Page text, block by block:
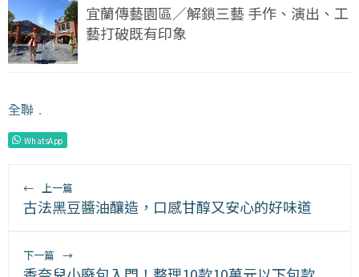
宜蘭傳藝園區／解鎖三藝 手作、演出、工
藝打破既有印象
全聯 ﹒
WhatsApp
← 上一篇
古法黑豆醬油釀造，口感甘醇又安心的好味道
下一篇 →